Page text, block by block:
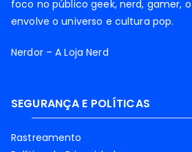
foco no público geek, nerd, gamer,
envolve o universo e cultura pop.
Nerdor – A Loja Nerd
SEGURANÇA E POLÍTICAS
Rastreamento